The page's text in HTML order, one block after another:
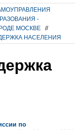
-
МОСКВЕ
//
НАСЕЛЕНИЯ
по